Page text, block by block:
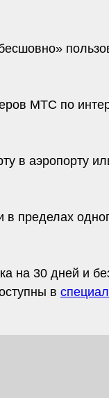
МТС по
в аэропорту
в пределах
на 30 дней и
в